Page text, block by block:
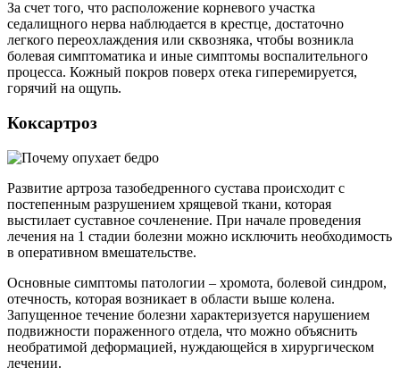
За счет того, что расположение корневого участка
седалищного нерва наблюдается в крестце, достаточно
легкого переохлаждения или сквозняка, чтобы возникла
болевая симптоматика и иные симптомы воспалительного
процесса. Кожный покров поверх отека гиперемируется,
горячий на ощупь.
Коксартроз
Развитие артроза тазобедренного сустава происходит с
постепенным разрушением хрящевой ткани, которая
выстилает суставное сочленение. При начале проведения
лечения на 1 стадии болезни можно исключить необходимость
в оперативном вмешательстве.
Основные симптомы патологии – хромота, болевой синдром,
отечность, которая возникает в области выше колена.
Запущенное течение болезни характеризуется нарушением
подвижности пораженного отдела, что можно объяснить
необратимой деформацией, нуждающейся в хирургическом
лечении.